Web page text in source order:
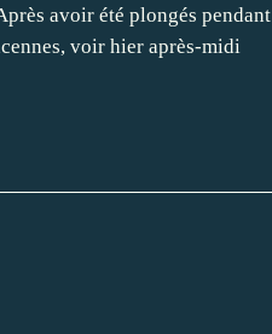
avoir été plongés pendant
voir hier après-midi